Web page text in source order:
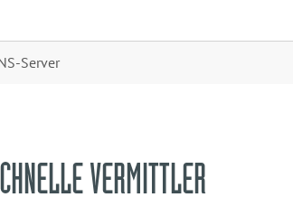
Server
VERMITTLER